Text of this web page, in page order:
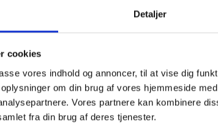
Detaljer
cookies
vores indhold og annoncer, til at vise dig
om din brug af vores hjemmeside
Vores partnere kan kombinere
fra din brug af deres tjenester.